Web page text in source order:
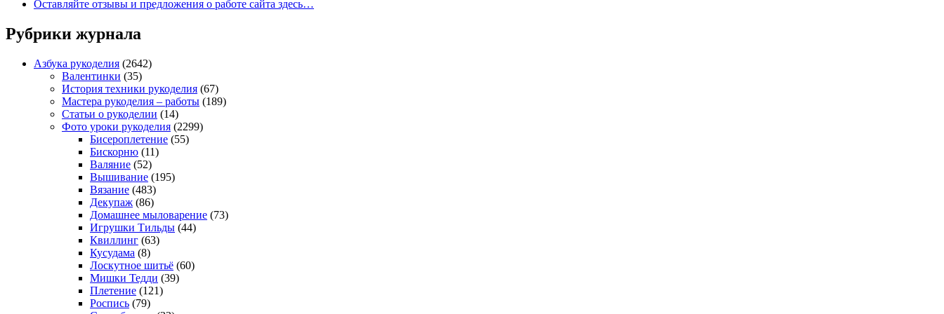
Оставляйте отзывы и предложения о работе сайта здесь…
Рубрики журнала
Азбука рукоделия (2642)
Валентинки (35)
История техники рукоделия (67)
Мастера рукоделия – работы (189)
Статьи о рукоделии (14)
Фото уроки рукоделия (2299)
Бисероплетение (55)
Бискорню (11)
Валяние (52)
Вышивание (195)
Вязание (483)
Декупаж (86)
Домашнее мыловарение (73)
Игрушки Тильды (44)
Квиллинг (63)
Кусудама (8)
Лоскутное шитьё (60)
Мишки Тедди (39)
Плетение (121)
Роспись (79)